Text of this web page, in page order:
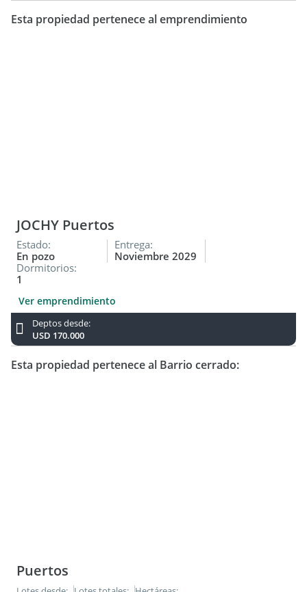
Esta propiedad pertenece al emprendimiento
JOCHY Puertos
Estado:
En pozo
Entrega:
Noviembre 2029
Dormitorios:
1
Ver emprendimiento
Deptos desde:
USD 170.000
Esta propiedad pertenece al Barrio cerrado:
Puertos